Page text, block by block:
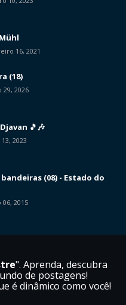
16, 2021
(18)
29, 2026
🎵🎶
2023
(08) - Estado do
2015
". Aprenda, descubra
de postagens!
é dinâmico como você!